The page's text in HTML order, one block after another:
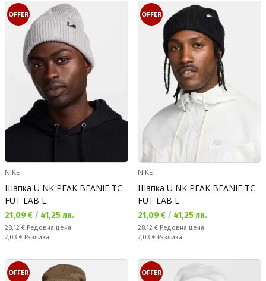
OFFER
NIKE
Шапка U NK PEAK BEANIE TC
FUT LAB L
Текуща цена:
21,09 € / 41,25 лв.
Редовна цена:
28,12 € Редовна цена
Спестявате:
7,03 € Разлика
OFFER
NIKE
Шапка U NK PEAK BEANIE TC
FUT LAB L
Текуща цена:
21,09 € / 41,25 лв.
Редовна цена:
28,12 € Редовна цена
Спестявате:
7,03 € Разлика
OFFER OFFER